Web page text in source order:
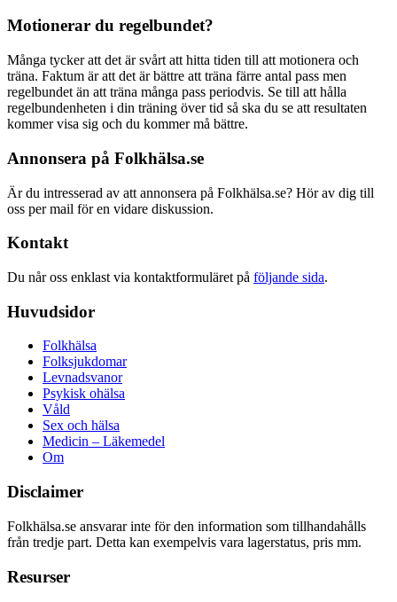
Motionerar du regelbundet?
Många tycker att det är svårt att hitta tiden till att motionera och
träna. Faktum är att det är bättre att träna färre antal pass men
regelbundet än att träna många pass periodvis. Se till att hålla
regelbundenheten i din träning över tid så ska du se att resultaten
kommer visa sig och du kommer må bättre.
Annonsera på Folkhälsa.se
Är du intresserad av att annonsera på Folkhälsa.se? Hör av dig till
oss per mail för en vidare diskussion.
Kontakt
Du når oss enklast via kontaktformuläret på följande sida.
Huvudsidor
Folkhälsa
Folksjukdomar
Levnadsvanor
Psykisk ohälsa
Våld
Sex och hälsa
Medicin – Läkemedel
Om
Disclaimer
Folkhälsa.se ansvarar inte för den information som tillhandahålls
från tredje part. Detta kan exempelvis vara lagerstatus, pris mm.
Resurser